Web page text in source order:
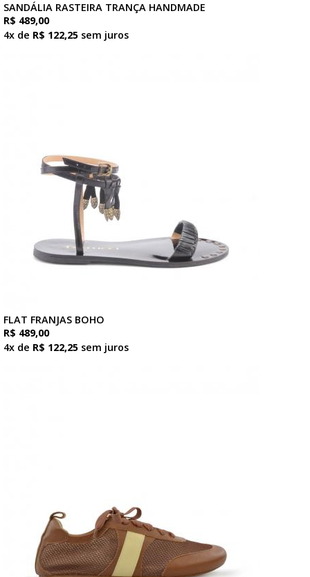
SANDÁLIA RASTEIRA TRANÇA HANDMADE
R$ 489,00
4x de R$ 122,25 sem juros
FLAT FRANJAS BOHO
R$ 489,00
4x de R$ 122,25 sem juros